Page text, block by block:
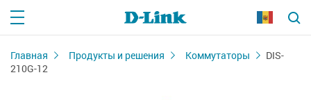
Главная Продукты и решения Коммутаторы
DIS-
210G-12